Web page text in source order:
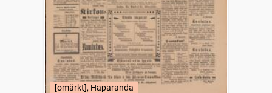
[omärkt], Haparanda